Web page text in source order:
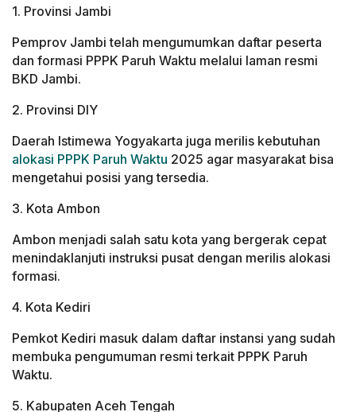
1. Provinsi Jambi
Pemprov Jambi telah mengumumkan daftar peserta
dan formasi PPPK Paruh Waktu melalui laman resmi
BKD Jambi.
2. Provinsi DIY
Daerah Istimewa Yogyakarta juga merilis kebutuhan
alokasi PPPK Paruh Waktu 2025 agar masyarakat bisa
mengetahui posisi yang tersedia.
3. Kota Ambon
Ambon menjadi salah satu kota yang bergerak cepat
menindaklanjuti instruksi pusat dengan merilis alokasi
formasi.
4. Kota Kediri
Pemkot Kediri masuk dalam daftar instansi yang sudah
membuka pengumuman resmi terkait PPPK Paruh
Waktu.
5. Kabupaten Aceh Tengah